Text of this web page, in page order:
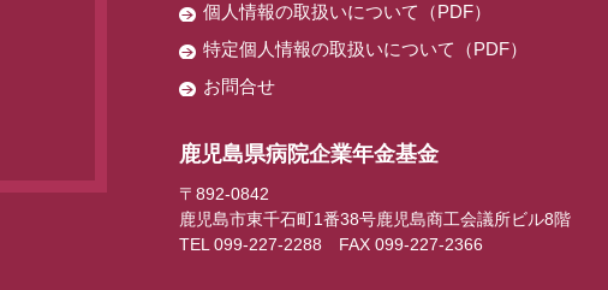
個人情報の取扱いについて（PDF）
特定個人情報の取扱いについて（PDF）
お問合せ
鹿児島県病院企業年金基金
〒892-0842
鹿児島市東千石町1番38号鹿児島商工会議所ビル8階
TEL 099-227-2288 FAX 099-227-2366